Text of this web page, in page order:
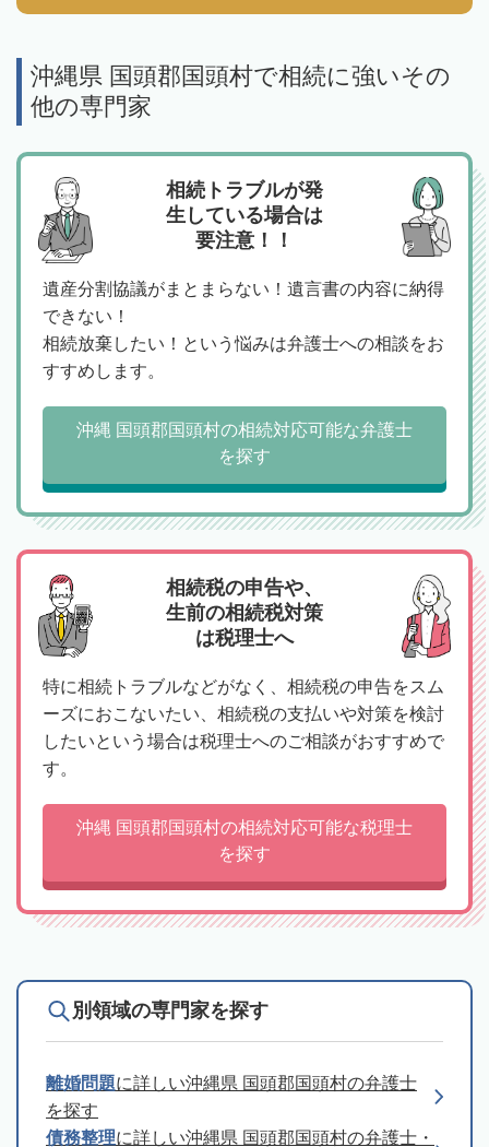
沖縄県 国頭郡国頭村で相続に強いその
他の専門家
相続トラブルが発
生している場合は
要注意！！
遺産分割協議がまとまらない！遺言書の内容に納得
できない！
相続放棄したい！という悩みは弁護士への相談をお
すすめします。
沖縄 国頭郡国頭村の相続対応可能な弁護士
を探す
相続税の申告や、
生前の相続税対策
は税理士へ
特に相続トラブルなどがなく、相続税の申告をスム
ーズにおこないたい、相続税の支払いや対策を検討
したいという場合は税理士へのご相談がおすすめで
す。
沖縄 国頭郡国頭村の相続対応可能な税理士
を探す
別領域の専門家を探す
離婚問題に詳しい沖縄県 国頭郡国頭村の弁護士
を探す
債務整理に詳しい沖縄県 国頭郡国頭村の弁護士・